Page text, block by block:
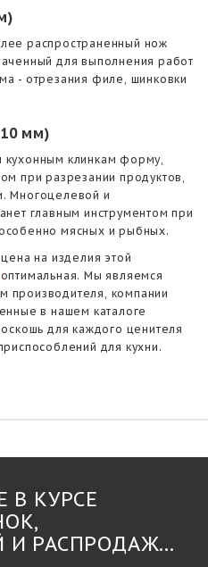
распространенный нож
для выполнения работ
- отрезания филе, шинковки
мм)
кухонным клинкам форму,
при разрезании продуктов,
Многоцелевой и
главным инструментом при
мясных и рыбных.
на изделия этой
оптимальная. Мы являемся
производителя, компании
в нашем каталоге
для каждого ценителя
для кухни.
В КУРСЕ
И РАСПРОДАЖ...